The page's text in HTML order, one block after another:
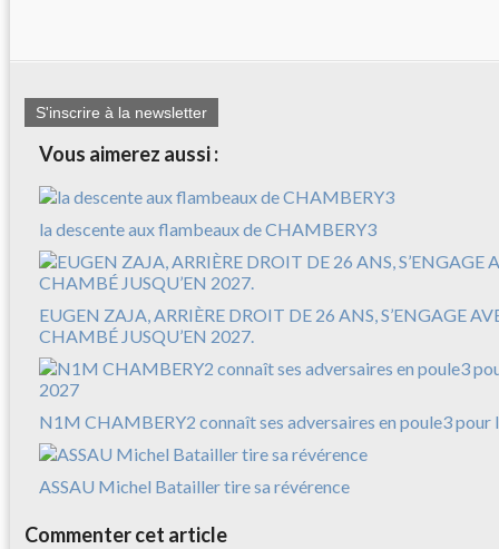
S'inscrire à la newsletter
Vous aimerez aussi :
la descente aux flambeaux de CHAMBERY3
EUGEN ZAJA, ARRIÈRE DROIT DE 26 ANS, S’ENGAGE
CHAMBÉ JUSQU’EN 2027.
N1M CHAMBERY2 connaît ses adversaires en poule3 pour
ASSAU Michel Batailler tire sa révérence
Commenter cet article